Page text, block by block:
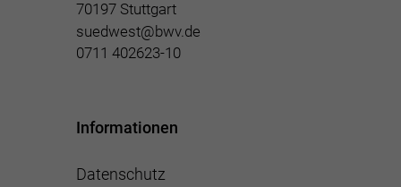
70197 Stuttgart
suedwest@bwv.de
0711 402623-10
Informationen
Datenschutz